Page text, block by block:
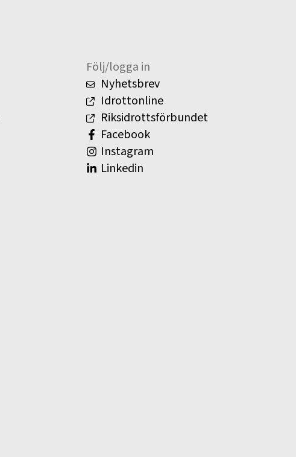
Följ/logga in
Nyhetsbrev
Idrottonline
Riksidrottsförbundet
Facebook
Instagram
Linkedin